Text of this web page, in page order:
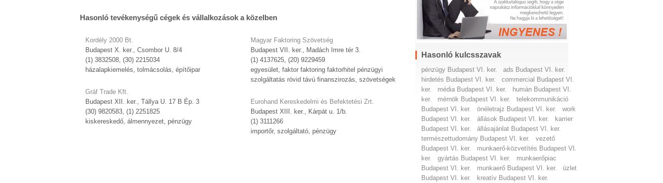
Hasonló tevékenységű cégek és vállalkozások a közelben
Kordély 2000 Bt.
Budapest X. ker., Csombor U. 8/4
(1) 3832508, (30) 2215034
házalapkiemelés, tolmácsolás, építőipar
Gráf Trade Kft.
Budapest XII. ker., Tállya U. 17 B Ép. 3
(30) 9820583, (1) 2251825
kiskereskedő, álmennyezet, pénzügy
Magyar Faktoring Szövetség
Budapest VII. ker., Madách Imre tér 3.
(1) 4137625, (20) 9229459
egyesület, faktor faktoring faktorhitel pénzügyi
szolgáltatás rövid távú finanszirozás, szövetségek
Eurohand Kereskedelmi és Befektetési Zrt.
Budapest XIII. ker., Kárpát u. 1/b.
(1) 3111266
importőr, szolgáltató, pénzügy
Hasonló kulcsszavak
pénzügy Budapest VI. ker.
ads Budapest VI. ker.
hirdetés Budapest VI. ker.
commercial Budapest VI.
ker.
média Budapest VI. ker.
humán Budapest VI.
ker.
mérnök Budapest VI. ker.
telekommunikáció
Budapest VI. ker.
önéletrajz Budapest VI. ker.
work
Budapest VI. ker.
állások Budapest VI. ker.
karrier
Budapest VI. ker.
állásajánlat Budapest VI. ker.
természettudomány Budapest VI. ker.
vezető
Budapest VI. ker.
munkaerő-közvetítés Budapest VI.
ker.
gyártás Budapest VI. ker.
munkaerőpiac
Budapest VI. ker.
munkaerő Budapest VI. ker.
üzlet
Budapest VI. ker.
kreatív Budapest VI. ker.